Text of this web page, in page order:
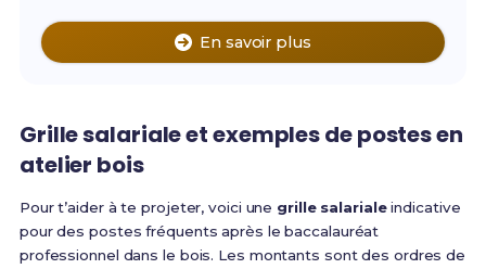
En savoir plus
Grille salariale et exemples de postes en
atelier bois
Pour t’aider à te projeter, voici une grille salarialeindicative
pour des postes fréquents après le baccalauréat
professionnel dans le bois. Les montants sont des ordres de